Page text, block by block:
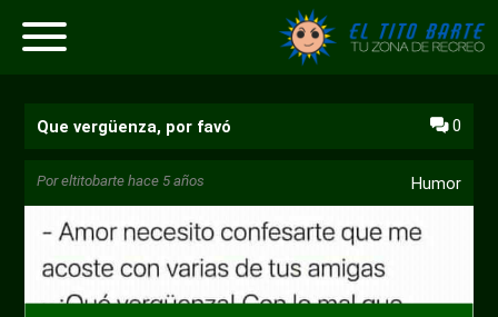
Que vergüenza, por favó 0
Poreltitobarte hace 5 años Humor